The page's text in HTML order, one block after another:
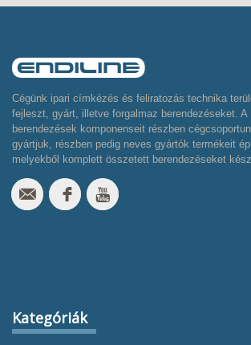
Cégünk ipari címkézés és feliratozás technika
fejleszt, gyárt, illetve forgalmaz berendezéseket. A
berendezések komponenseit részben
gyártjuk, részben pedig neves gyártók termékeit
melyekből komplett összetett berendezéseket
Kategóriák